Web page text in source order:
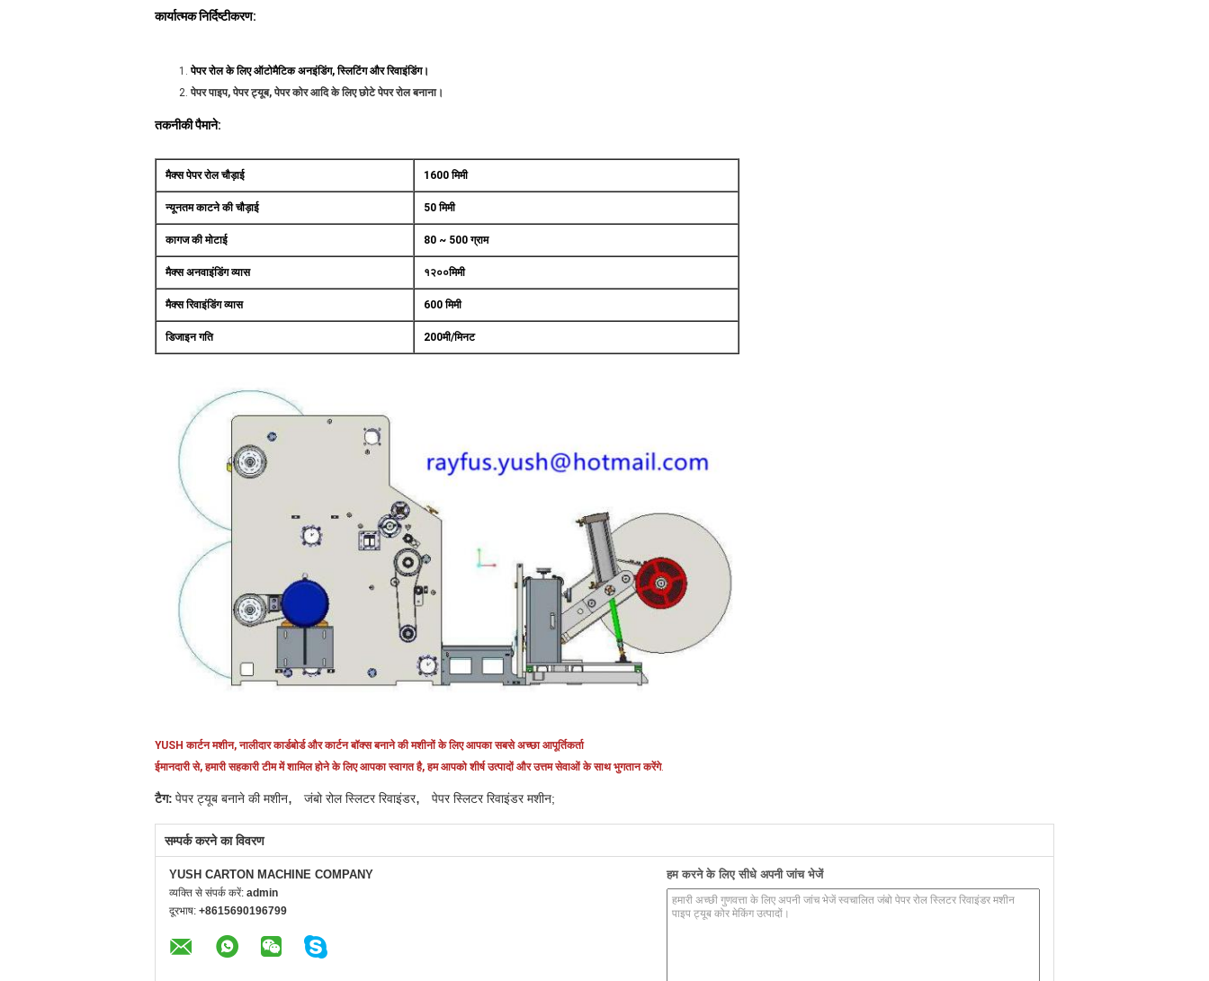
कार्यात्मक निर्दिष्टीकरण:
पेपर रोल के लिए ऑटोमैटिक अनइंडिंग, स्लिटिंग और रिवाइंडिंग।
पेपर पाइप, पेपर ट्यूब, पेपर कोर आदि के लिए छोटे पेपर रोल बनाना।
तकनीकी पैमाने:
मैक्स पेपर रोल चौड़ाई 1600 मिमी
न्यूनतम काटने की चौड़ाई 50 मिमी
कागज की मोटाई 80 ~ 500 ग्राम
मैक्स अनवाइंडिंग व्यास १२००मिमी
मैक्स रिवाइंडिंग व्यास 600 मिमी
डिजाइन गति 200मी/मिनट
YUSH कार्टन मशीन, नालीदार कार्डबोर्ड और कार्टन बॉक्स बनाने की मशीनों के लिए आपका सबसे अच्छा आपूर्तिकर्ता
ईमानदारी से, हमारी सहकारी टीम में शामिल होने के लिए आपका स्वागत है, हम आपको शीर्ष उत्पादों और उत्तम सेवाओं के साथ भुगतान करेंगे.
टैग: पेपर ट्यूब बनाने की मशीन, जंबो रोल स्लिटर रिवाइंडर, पेपर स्लिटर रिवाइंडर मशीन;
सम्पर्क करने का विवरण
YUSH CARTON MACHINE COMPANY
व्यक्ति से संपर्क करें: admin
दूरभाष: +8615690196799
हम करने के लिए सीधे अपनी जांच भेजें